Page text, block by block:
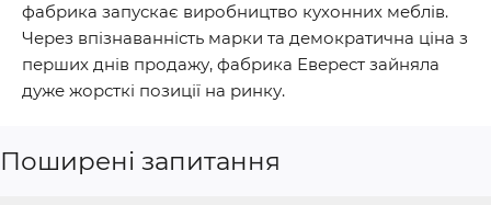
фабрика запускає виробництво кухонних меблів.
Через впізнаванність марки та демократична ціна з
перших днів продажу, фабрика Еверест зайняла
дуже жорсткі позиції на ринку.
Поширені запитання